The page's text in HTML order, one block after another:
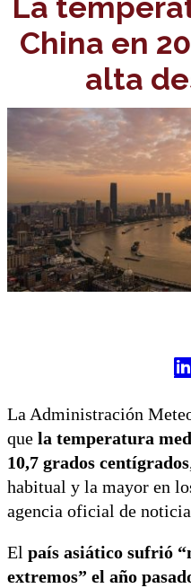
China en
alta
La Administración
que la temperatura
10,7 grados centígrados
habitual y la mayor en
agencia oficial de
El país asiático sufrió
extremos” el año